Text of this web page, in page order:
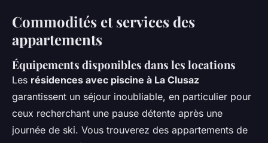
Commodités et services des
appartements
Équipements disponibles dans les locations
Les résidences avec piscine à La Clusaz
garantissent un séjour inoubliable, en particulier pour
ceux recherchant une pause détente après une
journée de ski. Vous trouverez des appartements de